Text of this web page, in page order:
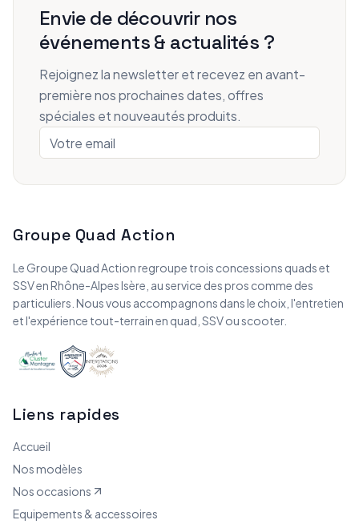
Envie de découvrir nos
événements & actualités ?
Rejoignez la newsletter et recevez en avant-
première nos prochaines dates, offres
spéciales et nouveautés produits.
Groupe Quad Action
Le Groupe Quad Action regroupe trois concessions quads et
SSV en Rhône-Alpes Isère, au service des pros comme des
particuliers. Nous vous accompagnons dans le choix, l'entretien
et l'expérience tout-terrain en quad, SSV ou scooter.
Liens rapides
Accueil
Nos modèles
Nos occasions
Equipements & accessoires